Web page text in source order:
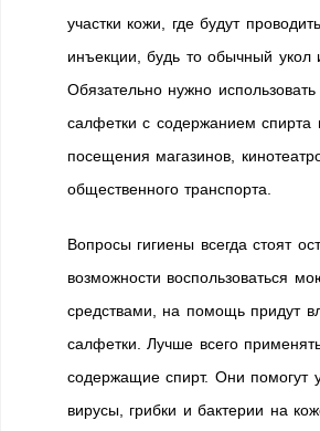
участки кожи, где будут
инъекции, будь то обычный укол
Обязательно нужно
салфетки с содержанием спирта
посещения магазинов,
общественного транспорта.
Вопросы гигиены всегда стоят
возможности воспользоваться
средствами, на помощь придут
салфетки. Лучше всего
содержащие спирт. Они помогут
вирусы, грибки и бактерии на